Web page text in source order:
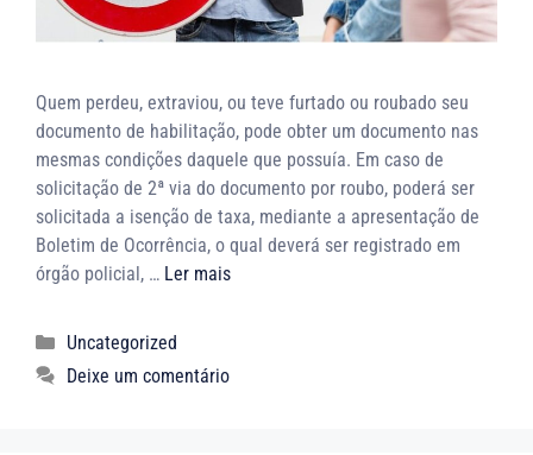
Quem perdeu, extraviou, ou teve furtado ou roubado seu
documento de habilitação, pode obter um documento nas
mesmas condições daquele que possuía. Em caso de
solicitação de 2ª via do documento por roubo, poderá ser
solicitada a isenção de taxa, mediante a apresentação de
Boletim de Ocorrência, o qual deverá ser registrado em
órgão policial, … Ler mais
Uncategorized
Deixe um comentário